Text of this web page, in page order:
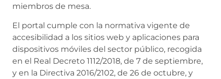
miembros de mesa.
El portal cumple con la normativa vigente de
accesibilidad a los sitios web y aplicaciones para
dispositivos móviles del sector público, recogida
en el Real Decreto 1112/2018, de 7 de septiembre,
y en la Directiva 2016/2102, de 26 de octubre, y